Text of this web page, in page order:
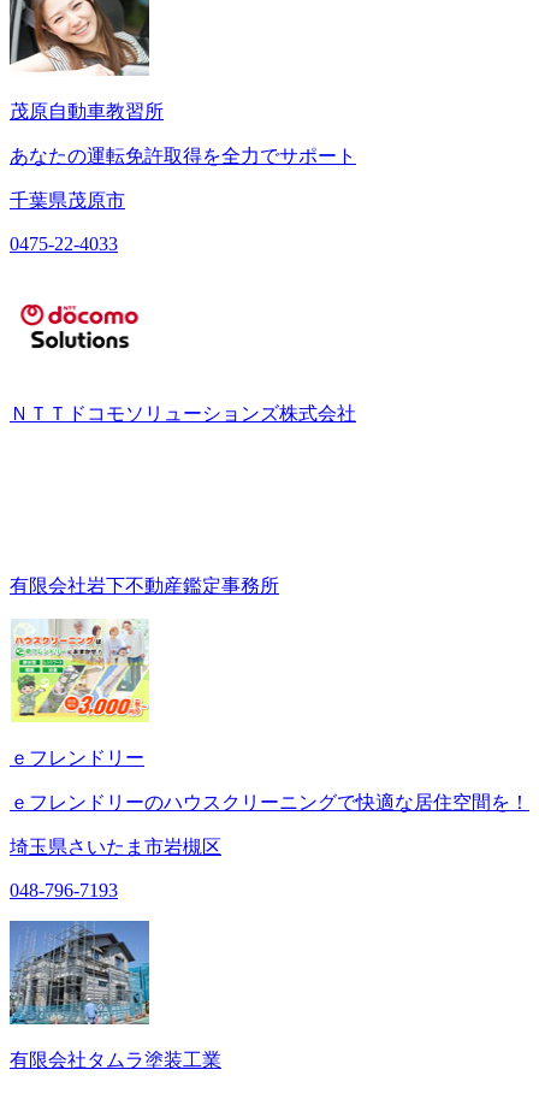
茂原自動車教習所
あなたの運転免許取得を全力でサポート
千葉県茂原市
0475-22-4033
ＮＴＴドコモソリューションズ株式会社
有限会社岩下不動産鑑定事務所
ｅフレンドリー
ｅフレンドリーのハウスクリーニングで快適な居住空間を！
埼玉県さいたま市岩槻区
048-796-7193
有限会社タムラ塗装工業